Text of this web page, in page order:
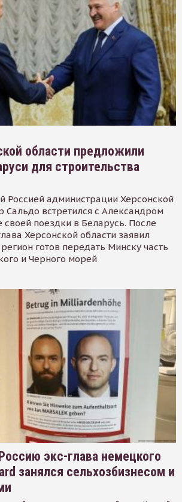
области предложили
для строительства
Россией администрации Херсонской
Сальдо встретился с Александром
поездки в Беларусь. После
Херсонской области заявил
готов передать Минску часть
и Черного морей
экс-глава немецкого
занялся сельхозбизнесом и